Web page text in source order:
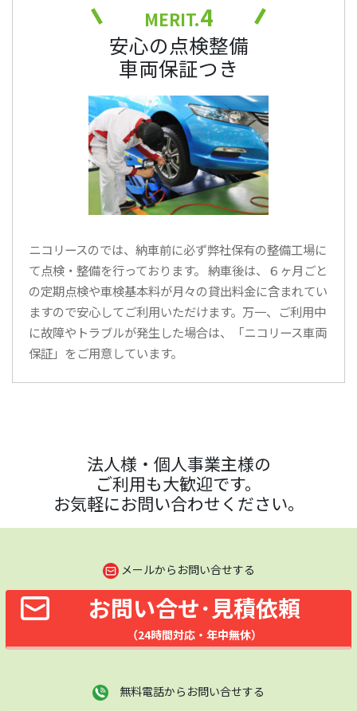
MERIT.4
安心の点検整備
車両保証つき
ニコリースのでは、納車前に必ず弊社保有の整備工場に
て点検・整備を行っております。 納車後は、６ヶ月ごと
の定期点検や車検基本料が月々の貸出料金に含まれてい
ますので安心してご利用いただけます。万一、ご利用中
に故障やトラブルが発生した場合は、「ニコリース車両
保証」をご用意しています。
法人様・個人事業主様の
ご利用も大歓迎です。
お気軽にお問い合わせください。
メールからお問い合せする
お問い合せ･見積依頼
（24時間対応・年中無休）
無料電話からお問い合せする